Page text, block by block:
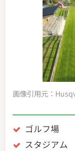
画像引用元：
ゴルフ場
スタジアム